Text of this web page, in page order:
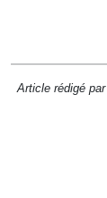
Article rédigé par